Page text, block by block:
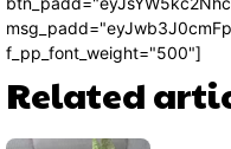
f_pp_font_weight="500"]
Related